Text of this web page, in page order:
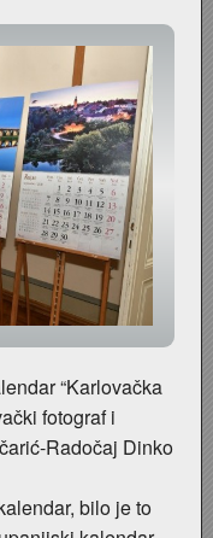
“Karlovačka
fotograf i
Radočaj Dinko
bilo je to